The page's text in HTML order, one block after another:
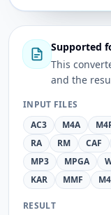
Supported
This
and the
INPUT FILES
AC3
M4A
RA
RM CAF
MP3
MPGA
KAR
MMF
RESULT